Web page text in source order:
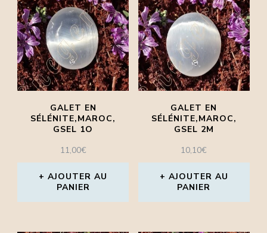
GALET EN
SÉLÉNITE,MAROC,
GSEL 1O
11,00€
AJOUTER AU
PANIER
GALET EN
SÉLÉNITE,MAROC,
GSEL 2M
10,10€
AJOUTER AU
PANIER